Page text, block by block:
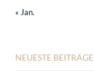
« Jan.
NEUESTE BEITRÄGE